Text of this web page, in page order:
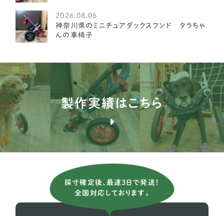
オーストラリアンラブラドゥードル 4
ブルドッグ 1
ブルテリア
バセンジー 2
ブリタニースパニエル
薩摩ビーグル 1
アメリカンコッカースパニエル
イタリアングレーハウンド
2026.08.06
神奈川県のミニチュアダックスフンド タラちゃ
んの車椅子
製作実績はこちら
採寸確定後、最速3日で発送！
全国対応しております。